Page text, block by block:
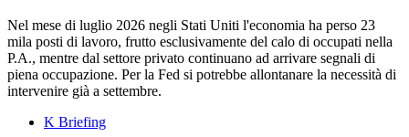
Nel mese di luglio 2026 negli Stati Uniti l'economia ha perso 23
mila posti di lavoro, frutto esclusivamente del calo di occupati nella
P.A., mentre dal settore privato continuano ad arrivare segnali di
piena occupazione. Per la Fed si potrebbe allontanare la necessità di
intervenire già a settembre.
K Briefing